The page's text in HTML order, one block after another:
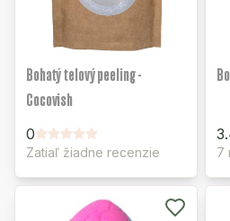
Bohatý telový peeling -
Cocovish
0
Zatiaľ žiadne recenzie 7